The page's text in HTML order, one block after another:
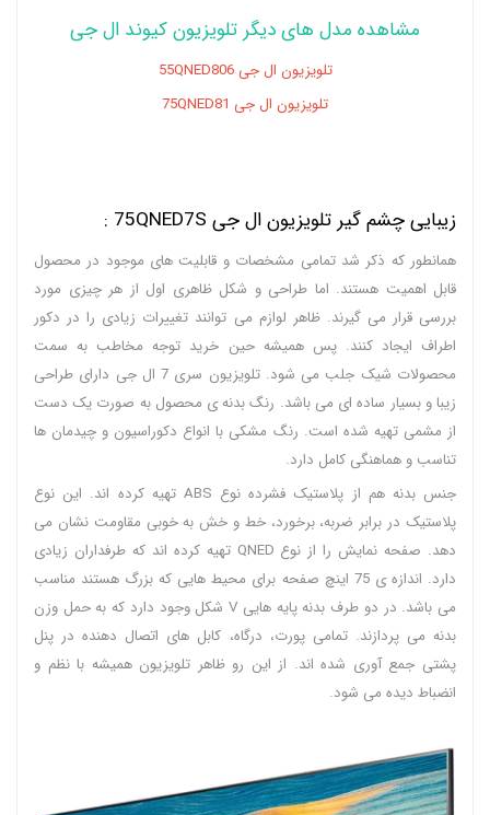
مشاهده مدل های دیگر تلویزیون کیوند ال جی
تلویزیون ال جی 55QNED806
تلویزیون ال جی 75QNED81
زیبایی چشم گیر تلویزیون ال جی 75QNED7S :
همانطور که ذکر شد تمامی مشخصات و قابلیت های موجود در محصول
قابل اهمیت هستند. اما طراحی و شکل ظاهری اول از هر چیزی مورد
بررسی قرار می گیرند. ظاهر لوازم می توانند تغییرات زیادی را در دکور
اطراف ایجاد کنند. پس همیشه حین خرید توجه مخاطب به سمت
محصولات شیک جلب می شود. تلویزیون سری 7 ال جی دارای طراحی
زیبا و بسیار ساده ای می باشد. رنگ بدنه ی محصول به صورت یک دست
از مشمی تهیه شده است. رنگ مشکی با انواع دکوراسیون و چیدمان ها
تناسب و هماهنگی کامل دارد.
جنس بدنه هم از پلاستیک فشرده نوع ABS تهیه کرده اند. این نوع
پلاستیک در برابر ضربه، برخورد، خط و خش به خوبی مقاومت نشان می
دهد. صفحه نمایش را از نوع QNED تهیه کرده اند که طرفداران زیادی
دارد. اندازه ی 75 اینچ صفحه برای محیط هایی که بزرگ هستند مناسب
می باشد. در دو طرف بدنه پایه هایی V شکل وجود دارد که به حمل وزن
بدنه می پردازند. تمامی پورت، درگاه، کابل های اتصال دهنده در پنل
پشتی جمع آوری شده اند. از این رو ظاهر تلویزیون همیشه با نظم و
انضباط دیده می شود.